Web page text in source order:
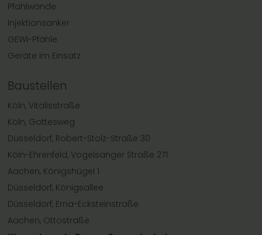
Pfahlwände
Injektionsanker
GEWI-Pfähle
Geräte im Einsatz
Baustellen
Köln, Vitalisstraße
Köln, Gottesweg
Düsseldorf, Robert-Stolz-Straße 30
Köln-Ehrenfeld, Vogelsanger Straße 271
Aachen, Königshügel 1
Düsseldorf, Königsallee
Düsseldorf, Erna-Ecksteinstraße
Aachen, Ottostraße